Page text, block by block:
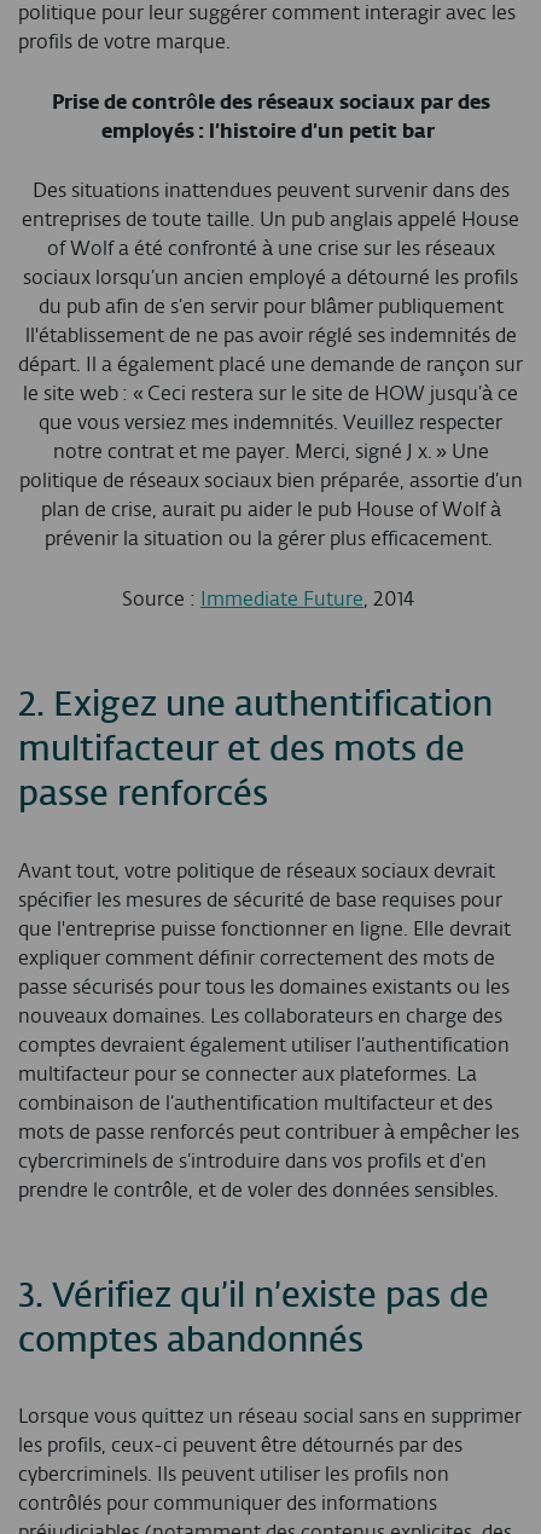
politique pour leur suggérer comment interagir avec les
profils de votre marque.
Prise de contrôle des réseaux sociaux par des
employés : l’histoire d’un petit bar
Des situations inattendues peuvent survenir dans des
entreprises de toute taille. Un pub anglais appelé House
of Wolf a été confronté à une crise sur les réseaux
sociaux lorsqu’un ancien employé a détourné les profils
du pub afin de s’en servir pour blâmer publiquement
ll'établissement de ne pas avoir réglé ses indemnités de
départ. Il a également placé une demande de rançon sur
le site web : « Ceci restera sur le site de HOW jusqu’à ce
que vous versiez mes indemnités. Veuillez respecter
notre contrat et me payer. Merci, signé J x. » Une
politique de réseaux sociaux bien préparée, assortie d’un
plan de crise, aurait pu aider le pub House of Wolf à
prévenir la situation ou la gérer plus efficacement.
Source : Immediate Future, 2014
2. Exigez une authentification
multifacteur et des mots de
passe renforcés
Avant tout, votre politique de réseaux sociaux devrait
spécifier les mesures de sécurité de base requises pour
que l'entreprise puisse fonctionner en ligne. Elle devrait
expliquer comment définir correctement des mots de
passe sécurisés pour tous les domaines existants ou les
nouveaux domaines. Les collaborateurs en charge des
comptes devraient également utiliser l’authentification
multifacteur pour se connecter aux plateformes. La
combinaison de l’authentification multifacteur et des
mots de passe renforcés peut contribuer à empêcher les
cybercriminels de s’introduire dans vos profils et d’en
prendre le contrôle, et de voler des données sensibles.
3. Vérifiez qu’il n’existe pas de
comptes abandonnés
Lorsque vous quittez un réseau social sans en supprimer
les profils, ceux-ci peuvent être détournés par des
cybercriminels. Ils peuvent utiliser les profils non
contrôlés pour communiquer des informations